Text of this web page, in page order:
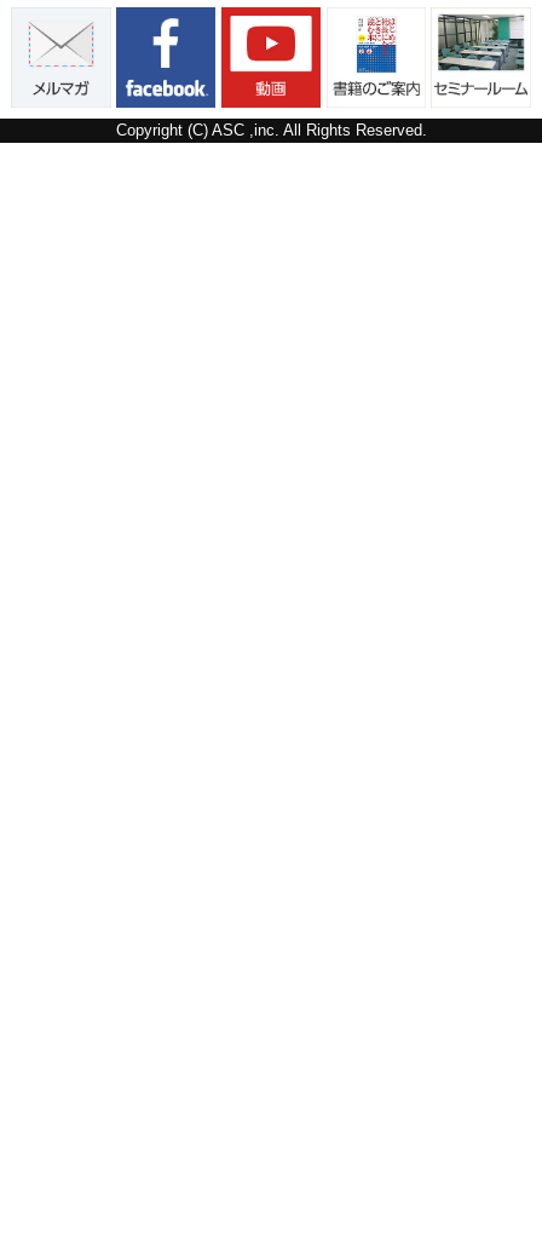
Copyright (C) ASC ,inc. All Rights Reserved.